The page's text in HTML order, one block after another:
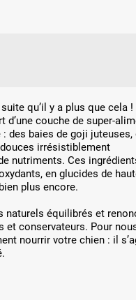
qu’il y a plus que cela !
couche de super-
des baies de goji juteuses,
irrésistiblement
nutriments. Ces
en glucides de
plus encore.
équilibrés et
et conservateurs. Pour
nourrir votre chien : il